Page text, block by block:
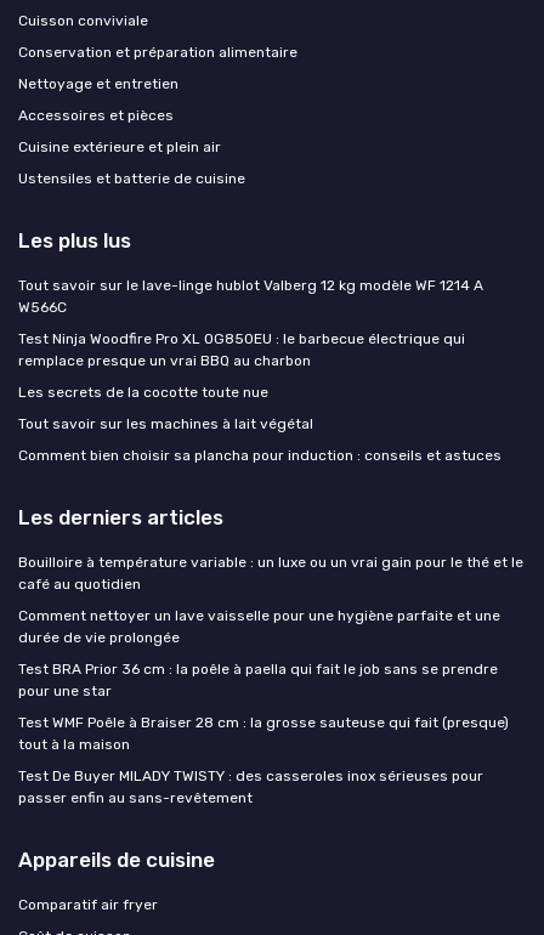
Cuisson conviviale
Conservation et préparation alimentaire
Nettoyage et entretien
Accessoires et pièces
Cuisine extérieure et plein air
Ustensiles et batterie de cuisine
Les plus lus
Tout savoir sur le lave-linge hublot Valberg 12 kg modèle WF 1214 A
W566C
Test Ninja Woodfire Pro XL OG850EU : le barbecue électrique qui
remplace presque un vrai BBQ au charbon
Les secrets de la cocotte toute nue
Tout savoir sur les machines à lait végétal
Comment bien choisir sa plancha pour induction : conseils et astuces
Les derniers articles
Bouilloire à température variable : un luxe ou un vrai gain pour le thé et le
café au quotidien
Comment nettoyer un lave vaisselle pour une hygiène parfaite et une
durée de vie prolongée
Test BRA Prior 36 cm : la poêle à paella qui fait le job sans se prendre
pour une star
Test WMF Poêle à Braiser 28 cm : la grosse sauteuse qui fait (presque)
tout à la maison
Test De Buyer MILADY TWISTY : des casseroles inox sérieuses pour
passer enfin au sans-revêtement
Appareils de cuisine
Comparatif air fryer